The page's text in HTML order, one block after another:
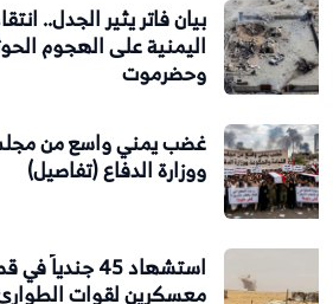
بيان فاتر يثير الجدل..
اليمنية على الهجوم
وحضرموت
غضب يمني واسع من
ووزارة الدفاع (تفاصيل)
استشهاد 45
معسكرين لقوات